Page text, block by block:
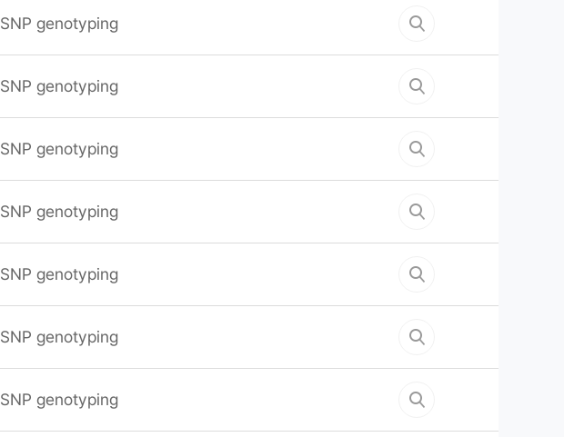
SNP genotyping
SNP genotyping
SNP genotyping
SNP genotyping
SNP genotyping
SNP genotyping
SNP genotyping